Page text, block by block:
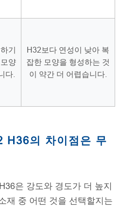
기
양
다.
H32보다 연성이 낮아 복
잡한 모양을 형성하는 것
이 약간 더 어렵습니다.
H36의 차이점은 무
은 강도와 경도가 더 높지
재 중 어떤 것을 선택할지는